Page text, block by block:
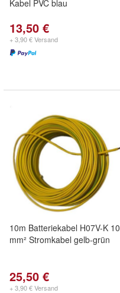
Kabel PVC blau
13,50 €
+ 3,90 € Versand
10m Batteriekabel H07V-K 10
mm² Stromkabel gelb-grün
25,50 €
+ 3,90 € Versand